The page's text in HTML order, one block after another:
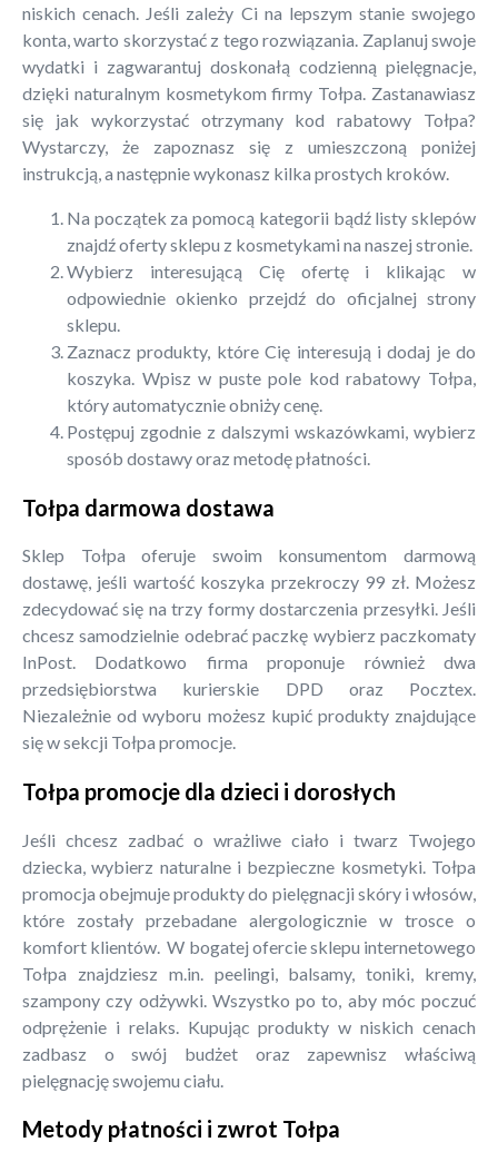
niskich cenach. Jeśli zależy Ci na lepszym stanie swojego
konta, warto skorzystać z tego rozwiązania. Zaplanuj swoje
wydatki i zagwarantuj doskonałą codzienną pielęgnacje,
dzięki naturalnym kosmetykom firmy Tołpa. Zastanawiasz
się jak wykorzystać otrzymany kod rabatowy Tołpa?
Wystarczy, że zapoznasz się z umieszczoną poniżej
instrukcją, a następnie wykonasz kilka prostych kroków.
Na początek za pomocą kategorii bądź listy sklepów
znajdź oferty sklepu z kosmetykami na naszej stronie.
Wybierz interesującą Cię ofertę i klikając w
odpowiednie okienko przejdź do oficjalnej strony
sklepu.
Zaznacz produkty, które Cię interesują i dodaj je do
koszyka. Wpisz w puste pole kod rabatowy Tołpa,
który automatycznie obniży cenę.
Postępuj zgodnie z dalszymi wskazówkami, wybierz
sposób dostawy oraz metodę płatności.
Tołpa darmowa dostawa
Sklep Tołpa oferuje swoim konsumentom darmową
dostawę, jeśli wartość koszyka przekroczy 99 zł. Możesz
zdecydować się na trzy formy dostarczenia przesyłki. Jeśli
chcesz samodzielnie odebrać paczkę wybierz paczkomaty
InPost. Dodatkowo firma proponuje również dwa
przedsiębiorstwa kurierskie DPD oraz Pocztex.
Niezależnie od wyboru możesz kupić produkty znajdujące
się w sekcji Tołpa promocje.
Tołpa promocje dla dzieci i dorosłych
Jeśli chcesz zadbać o wrażliwe ciało i twarz Twojego
dziecka, wybierz naturalne i bezpieczne kosmetyki. Tołpa
promocja obejmuje produkty do pielęgnacji skóry i włosów,
które zostały przebadane alergologicznie w trosce o
komfort klientów. W bogatej ofercie sklepu internetowego
Tołpa znajdziesz m.in. peelingi, balsamy, toniki, kremy,
szampony czy odżywki. Wszystko po to, aby móc poczuć
odprężenie i relaks. Kupując produkty w niskich cenach
zadbasz o swój budżet oraz zapewnisz właściwą
pielęgnację swojemu ciału.
Metody płatności i zwrot Tołpa